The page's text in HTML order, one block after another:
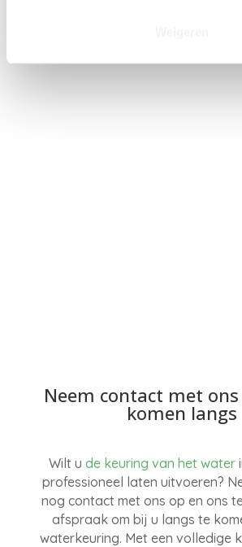
Neem contact met
komen langs
Wilt u de keuring van het water
professioneel laten uitvoeren?
nog contact met ons op en ons
afspraak om bij u langs te
waterkeuring. Met een volledige